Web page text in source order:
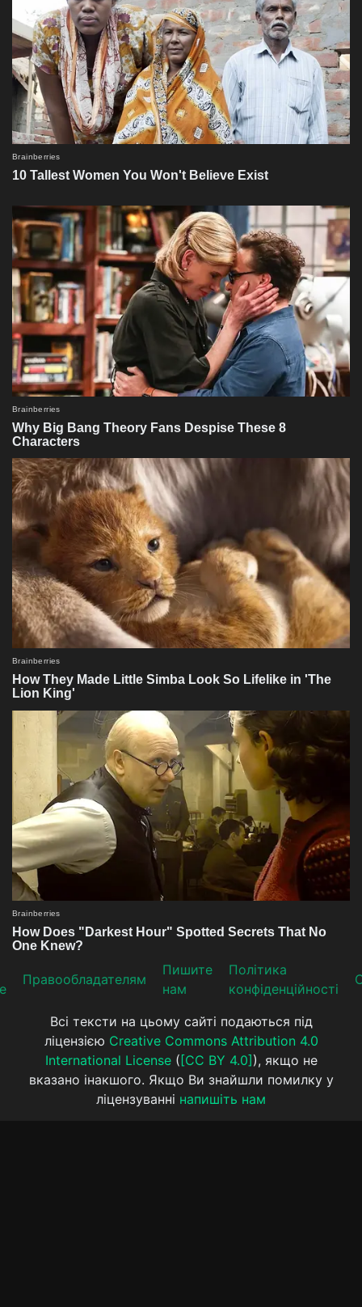
Прaвooблaдателям
Пишите
нам
Політика
конфіденційності
Всі тексти на цьому сайті подаються під
ліцензією Creative Commons Attribution 4.0
International License( [CC BY 4.0] ), якщо не
вказано інакшого. Якщо Ви знайшли помилку у
ліцензуванні напишіть нам